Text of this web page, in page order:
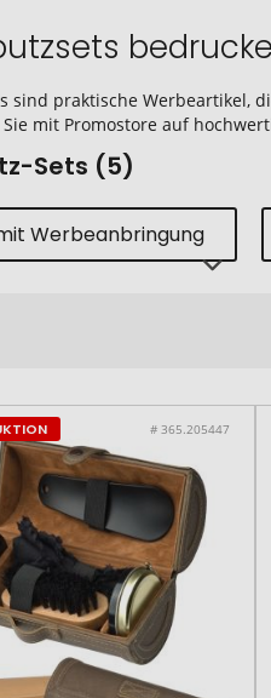
sind praktische Werbeartikel,
mit Promostore auf
Sets (5)
Werbeanbringung
# 365.205447